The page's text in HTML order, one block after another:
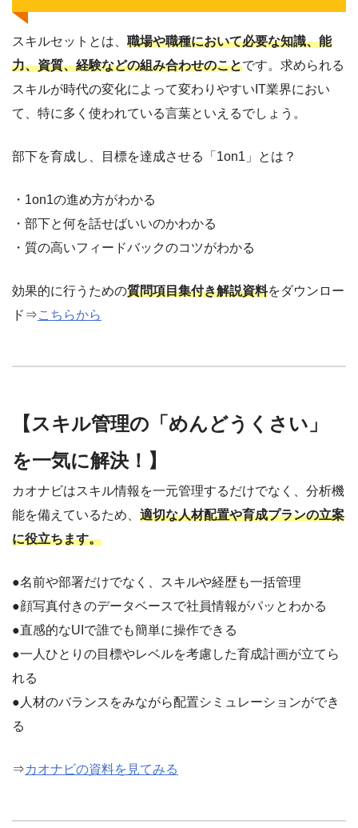
スキルセットとは、 職場や職種において必要な知識、能
力、資質、経験などの組み合わせのことです。求められる
スキルが時代の変化によって変わりやすいIT業界におい
て、特に多く使われている言葉といえるでしょう。
部下を育成し、目標を達成させる「1on1」とは？
・1on1の進め方がわかる
・部下と何を話せばいいのかわかる
・質の高いフィードバックのコツがわかる
効果的に行うための質問項目集付き解説資料をダウンロー
ド⇒こちらから
【スキル管理の「めんどうくさい」
を一気に解決！】
カオナビはスキル情報を一元管理するだけでなく、分析機
能を備えているため、 適切な人材配置や育成プランの立案
に役立ちます。
●名前や部署だけでなく、スキルや経歴も一括管理
●顔写真付きのデータベースで社員情報がパッとわかる
●直感的なUIで誰でも簡単に操作できる
●一人ひとりの目標やレベルを考慮した育成計画が立てら
れる
●人材のバランスをみながら配置シミュレーションができ
る
⇒カオナビの資料を見てみる